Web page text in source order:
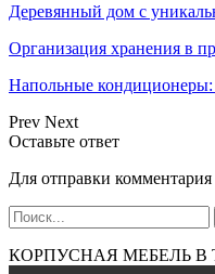
Деревянный дом с
Организация хранения в
Напольные
Prev Next
Оставьте ответ
Для отправки
КОРПУСНАЯ МЕБЕЛЬ В